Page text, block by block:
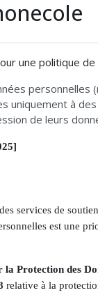
une politique
personnelles
uniquement à
de leurs
services de
est une
la Protection des
relative à la